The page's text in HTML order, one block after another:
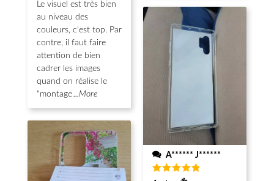
Le visuel est très bien
au niveau des
couleurs, c'est top. Par
contre, il faut faire
attention de bien
cadrer les images
quand on réalise le
"montage...More
A****** J******